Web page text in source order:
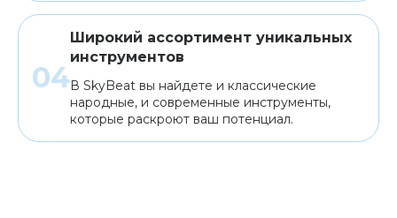
Широкий ассортимент уникальных
инструментов
В SkyBeat вы найдете и классические
народные, и современные инструменты,
которые раскроют ваш потенциал.